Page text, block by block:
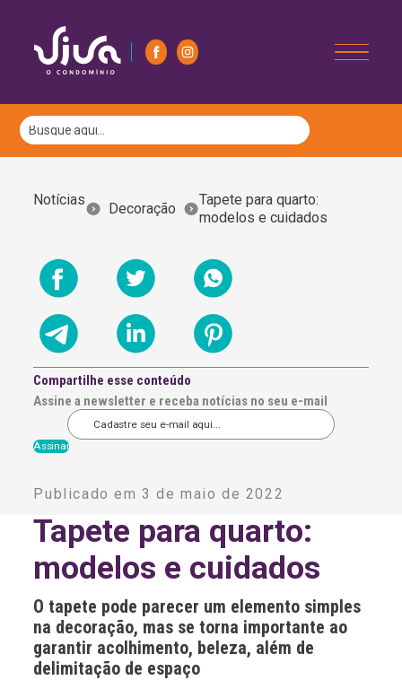
Notícias
Decoração
Tapete para quarto:
modelos e cuidados
Compartilhe esse conteúdo
Assine a newsletter e receba notícias no seu e-mail
t
r
n
v
e
:
Publicado em 3 de maio de 2022
Tapete para quarto:
modelos e cuidados
O tapete pode parecer um elemento simples
na decoração, mas se torna importante ao
garantir acolhimento, beleza, além de
delimitação de espaço